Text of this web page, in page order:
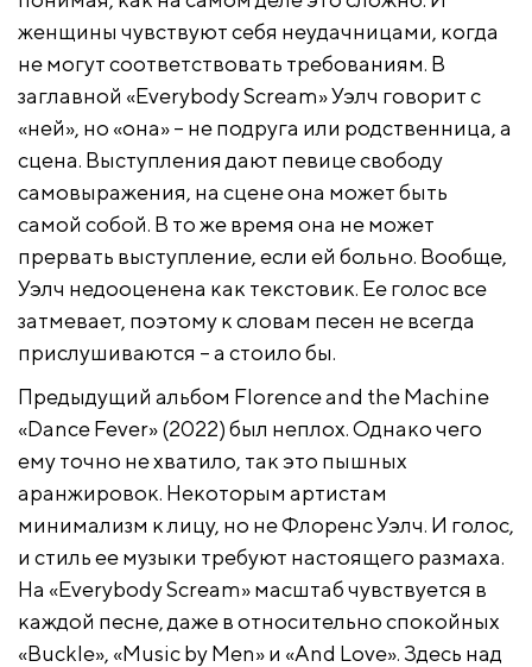
женщины чувствуют себя неудачницами, когда
не могут соответствовать требованиям. В
заглавной «Everybody Scream» Уэлч говорит с
«ней», но «она» – не подруга или родственница, а
сцена. Выступления дают певице свободу
самовыражения, на сцене она может быть
самой собой. В то же время она не может
прервать выступление, если ей больно. Вообще,
Уэлч недооценена как текстовик. Ее голос все
затмевает, поэтому к словам песен не всегда
прислушиваются – а стоило бы.
Предыдущий альбом Florence and the Machine
«Dance Fever» (2022) был неплох. Однако чего
ему точно не хватило, так это пышных
аранжировок. Некоторым артистам
минимализм к лицу, но не Флоренс Уэлч. И голос,
и стиль ее музыки требуют настоящего размаха.
На «Everybody Scream» масштаб чувствуется в
каждой песне, даже в относительно спокойных
«Buckle», «Music by Men» и «And Love». Здесь над